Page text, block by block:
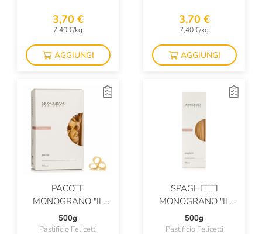
3,70 €
7,40 €/kg
AGGIUNGI
3,70 €
7,40 €/kg
AGGIUNGI
PACOTE
MONOGRANO "IL
CAPPELLI"
500g
Pastificio Felicetti
SPAGHETTI
MONOGRANO "IL
CAPPELLI"
500g
Pastificio Felicetti